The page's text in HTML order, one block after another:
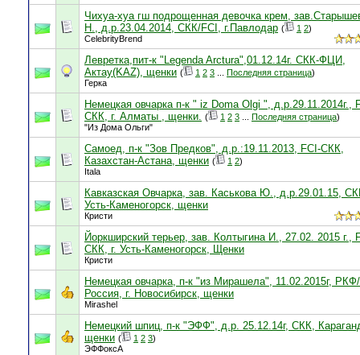
Чихуа-хуа гш подрощенная девочка крем,
Н., д.р.23.04.2014, СКК/FCI, г.Павлодар ( 1 2)
CelebrityBrend
Левретка,пит-к "Legenda Arctura",01.12.14г. СКК-ФЦИ,
Актау(KAZ), щенки ( 1 2 3 Последняя страница)
Герка
Немецкая овчарка п-к " iz Doma Olgi ", д.р.29.11.2014г.,
СКК, г. Алматы , щенки. ( 1 2 3 Последняя страница)
"Из Дома Ольги"
Самоед, п-к "Зов Предков", д.р.:19.11.2013, FCI-СКК,
Казахстан-Астана, щенки ( 1 2)
Itala
Кавказская Овчарка, зав. Каськова Ю., д.р.29.01.15,
Усть-Каменогорск, щенки
Кристи
Йоркширский терьер, зав. Колтыгина И., 27.02. 2015 г.,
СКК, г. Усть-Каменогорск, Щенки
Кристи
Немецкая овчарка, п-к "из Мирашела", 11.02.2015г,
Россия, г. Новосибирск, щенки
Mirashel
Немецкий шпиц, п-к "ЭФФ", д.р. 25.12.14г, СКК,
щенки ( 1 2 3)
ЭФФоксА